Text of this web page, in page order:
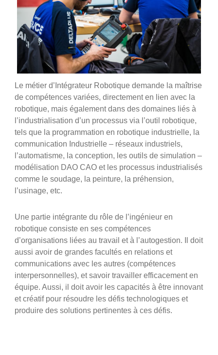
Le métier d’Intégrateur Robotique demande la maîtrise
de compétences variées, directement en lien avec la
robotique, mais également dans des domaines liés à
l’industrialisation d’un processus via l’outil robotique,
tels que la programmation en robotique industrielle, la
communication Industrielle – réseaux industriels,
l’automatisme, la conception, les outils de simulation –
modélisation DAO CAO et les processus industrialisés
comme le soudage, la peinture, la préhension,
l’usinage, etc.
Une partie intégrante du rôle de l’ingénieur en
robotique consiste en ses compétences
d’organisations liées au travail et à l’autogestion. Il doit
aussi avoir de grandes facultés en relations et
communications avec les autres (compétences
interpersonnelles), et savoir travailler efficacement en
équipe. Aussi, il doit avoir les capacités à être innovant
et créatif pour résoudre les défis technologiques et
produire des solutions pertinentes à ces défis.